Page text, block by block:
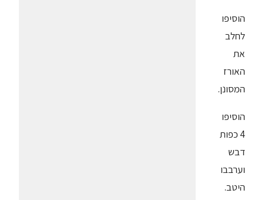
הוסיפו
לחלב
את
האורז
המסונן.
הוסיפו
4 כפות
דבש
וערבבו
היטב.